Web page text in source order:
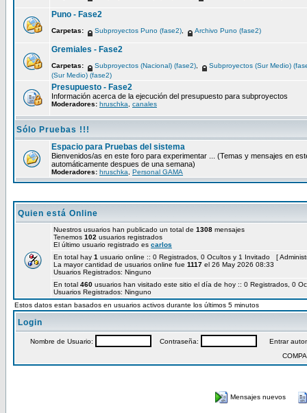
Puno - Fase2
Carpetas: Subproyectos Puno (fase2) Archivo Puno (fase2)
Gremiales - Fase2
Carpetas: Subproyectos (Nacional) (fase2)
Subproyectos (Sur Medio)
(Sur Medio) (fase2)
Presupuesto - Fase2
Información acerca de la ejecución del presupuesto para subproyectos
Moderadores: hruschka canales
Sólo Pruebas !!!
Espacio para Pruebas del sistema
Bienvenidos/as en este foro para experimentar ... (Temas y mensajes en
automáticamente despues de una semana)
Moderadores: hruschka Personal GAMA
Quien está Online
Nuestros usuarios han publicado un total de 1308 mensajes
Tenemos 102 usuarios registrados
El último usuario registrado es carlos
En total hay 1 usuario online :: 0 Registrados, 0 Ocultos y 1 Invitado [
La mayor cantidad de usuarios online fue 1117 el 26 May 2026 08:33
Usuarios Registrados: Ninguno
En total 460 usuarios han visitado este sitio el día de hoy :: 0 Registrados, 0
Usuarios Registrados: Ninguno
Estos datos estan basados en usuarios activos durante los últimos 5 minutos
Login
Nombre de Usuario: Contraseña:
Entrar
Mensajes nuevos